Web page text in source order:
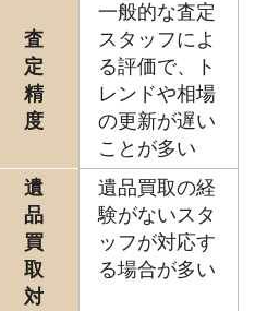
査
定
精
度
一般的な査定
スタッフによ
る評価で、ト
レンドや相場
の更新が遅い
ことが多い
遺
品
買
取
対
遺品買取の経
験がないスタ
ッフが対応す
る場合が多い